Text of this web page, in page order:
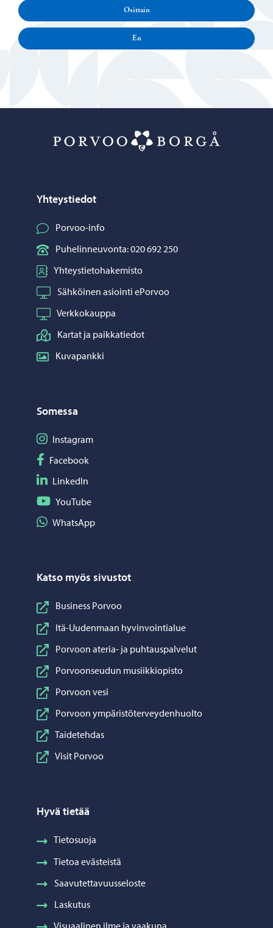
Osittain
En
Yhteystiedot
Porvoo-info
Puhelinneuvonta: 020 692 250
Yhteystietohakemisto
Sähköinen asiointi ePorvoo
Verkkokauppa
Kartat ja paikkatiedot
Kuvapankki
Somessa
Seuraa Instagram
Instagram
Seuraa Facebook
Facebook
Seuraa LinkedIn
LinkedIn
Seuraa YouTube
YouTube
Jaa WhatsApp
WhatsApp
Katso myös sivustot
Business Porvoo
Itä-Uudenmaan hyvinvointialue
Porvoon ateria- ja puhtauspalvelut
Porvoonseudun musiikkiopisto
Porvoon vesi
Porvoon ympäristöterveydenhuolto
Taidetehdas
Visit Porvoo
Hyvä tietää
Tietosuoja
Tietoa evästeistä
Saavutettavuusseloste
Laskutus
Visuaalinen ilme ja vaakuna